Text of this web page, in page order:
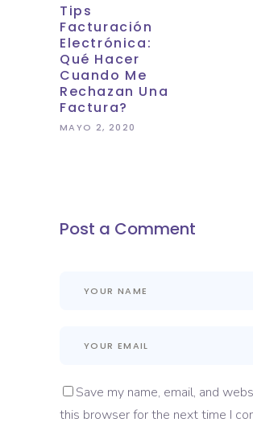
Tips
Facturación
Electrónica:
Qué Hacer
Cuando Me
Rechazan Una
Factura?
MAYO 2, 2020
Post a Comment
Save my name, email, and
this browser for the next time I